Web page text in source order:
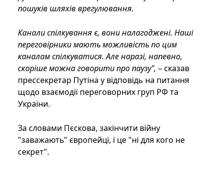
пошуків шляхів врегулювання.
Канали спілкування є, вони налагоджені. Наші
переговірники мають можливість по цим
каналам спілкуватися. Але наразі, напевно,
скоріше можна говорити про паузу", – сказав
прессекретар Путіна у відповідь на питання
щодо взаємодії переговорних груп РФ та
України.
За словами Пєскова, закінчити війну
"заважають" європейці, і це "ні для кого не
секрет".